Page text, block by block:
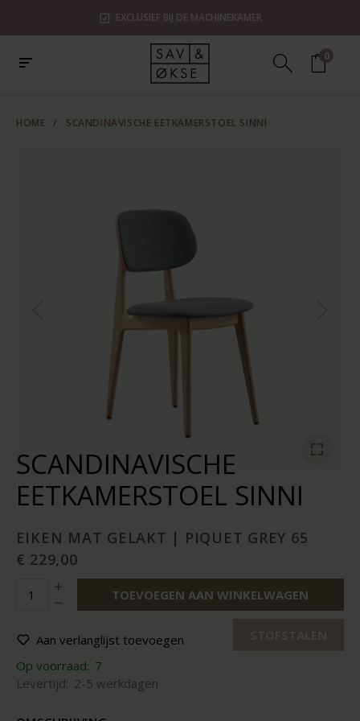
EXCLUSIEF BIJ DE MACHINEKAMER
0
HOME / SCANDINAVISCHE EETKAMERSTOEL SINNI
SCANDINAVISCHE
EETKAMERSTOEL SINNI
EIKEN MAT GELAKT | PIQUET GREY 65
€ 229,00
TOEVOEGEN AAN WINKELWAGEN
Aan verlanglijst toevoegen
Op voorraad: 7
Levertijd: 2-5 werkdagen